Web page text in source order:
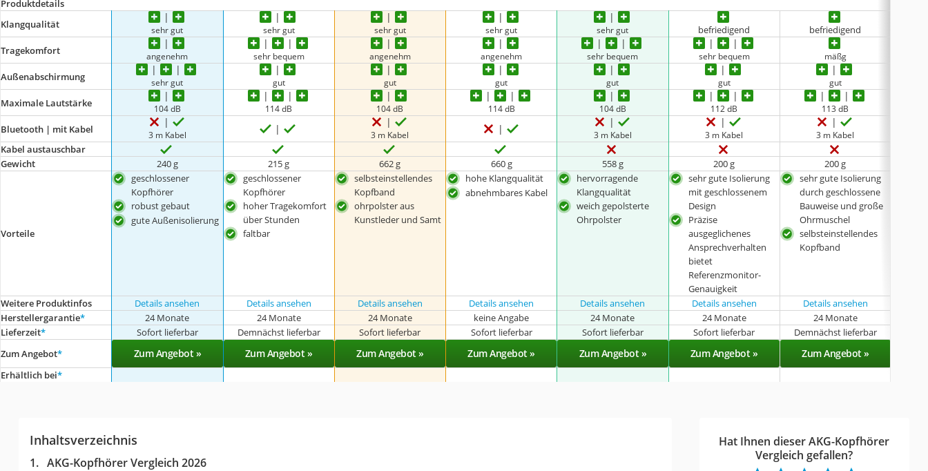
Produktdetails
Klangqualität
sehr gut sehr gut sehr gut sehr gut sehr gut befriedigend
befriedigend
Tragekomfort
angenehm sehr bequem angenehm angenehm sehr bequem sehr bequem mäßg
Außenabschirmung sehr gut gut gut gut gut gut gut
Maximale Lautstärke 104 dB 114 dB 104 dB 114 dB 104 dB 112 dB 113 dB
Bluetooth | mit Kabel 3 m Kabel 3 m Kabel 3 m Kabel 3 m Kabel 3 m Kabel
Kabel austauschbar
Gewicht
240 g 215 g 662 g 660 g 558 g 200 g 200 g
Vorteile
geschlossener
Kopfhörer
robust gebaut
gute Außenisolierung
geschlossener
Kopfhörer
hoher Tragekomfort
über Stunden
faltbar
selbsteinstellendes
Kopfband
ohrpolster aus
Kunstleder und Samt
hohe Klangqualität
abnehmbares Kabel
hervorragende
Klangqualität
weich gepolsterte
Ohrpolster
sehr gute Isolierung
mit geschlossenem
Design
Präzise
ausgeglichenes
Ansprechverhalten
bietet
Referenzmonitor-
Genauigkeit
sehr gute Isolierung
durch geschlossene
Bauweise und große
Ohrmuschel
selbsteinstellendes
Kopfband
Weitere Produktinfos Details ansehen Details ansehen Details ansehen Details ansehen Details ansehen Details ansehen Details ansehen
Herstellergarantie* 24 Monate 24 Monate 24 Monate keine Angabe 24 Monate 24 Monate 24 Monate
Lieferzeit* Sofort lieferbar Demnächst lieferbar Sofort lieferbar Sofort lieferbar Sofort lieferbar Sofort lieferbar Demnächst lieferbar
Zum Angebot* Zum Angebot » Zum Angebot » Zum Angebot » Zum Angebot » Zum Angebot » Zum Angebot » Zum Angebot »
Erhältlich bei*
Inhaltsverzeichnis
AKG-Kopfhörer Vergleich 2026
Hat Ihnen dieser AKG-Kopfhörer
Vergleich gefallen?